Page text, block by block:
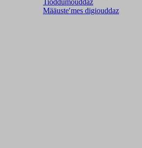
Tiõddumouddaz
Määusteʹmes digiouddaz